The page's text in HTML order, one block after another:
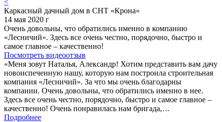
<
Каркасный дачный дом в СНТ «Крона»
14 мая 2020 г
Очень довольны, что обратились именно в компанию
«Лесничий». Здесь все очень честно, порядочно, быстро и
самое главное – качественно!
Посмотреть видеоотзыв
«Меня зовут Наталья, Александр! Хотим представить вам дачу
новоиспеченную нашу, которую нам построила строительная
компания «Лесничий». За что мы очень благодарны
компании. Очень довольны, что обратились именно в нее.
Здесь все очень честно, порядочно, быстро и самое главное –
качественно! Очень понравилась нам бригада,…
Подробнее